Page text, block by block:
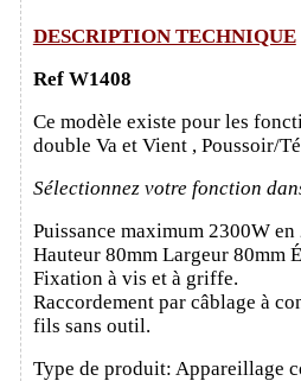
DESCRIPTION TECHNIQUE
Ref W1408
Ce modèle existe pour les
double Va et Vient , Poussoir/
Sélectionnez votre fonction
Puissance maximum 2300W
Hauteur 80mm Largeur 80mm
Fixation à vis et à griffe.
Raccordement par câblage à
fils sans outil.
Type de produit: Appareillage